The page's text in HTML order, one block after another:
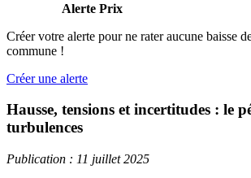
Alerte Prix
Créer votre alerte pour ne rater aucune baisse
commune !
Créer une alerte
Hausse, tensions et incertitudes : le
turbulences
Publication : 11 juillet 2025